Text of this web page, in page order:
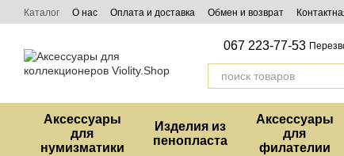
Перейти к основному контенту
Каталог О нас Оплата и доставка Обмен и возврат
067 223-77-53
Аксессуары
для
нумизматики
Изделия из
пенопласта
Аксессуары
для
филателии